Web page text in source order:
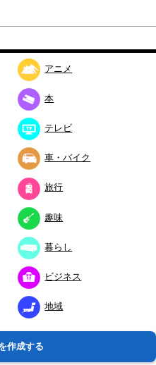
アニメ
本
テレビ
車・バイク
旅行
趣味
暮らし
ビジネス
地域
作成する